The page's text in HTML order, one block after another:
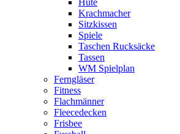
Hüte
Krachmacher
Sitzkissen
Spiele
Taschen Rucksäcke
Tassen
WM Spielplan
Ferngläser
Fitness
Flachmänner
Fleecedecken
Frisbee